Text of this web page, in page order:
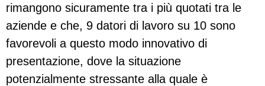
rimangono sicuramente tra i più quotati tra le
aziende e che, 9 datori di lavoro su 10 sono
favorevoli a questo modo innovativo di
presentazione, dove la situazione
potenzialmente stressante alla quale è